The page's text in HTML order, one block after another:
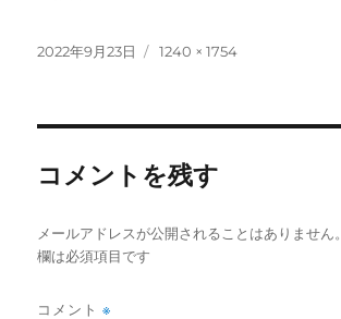
投
2022年9月23日
フ
1240 × 1754
コメントを残す
メールアドレスが公開されることはありません。
欄は必須項目です
コメント※